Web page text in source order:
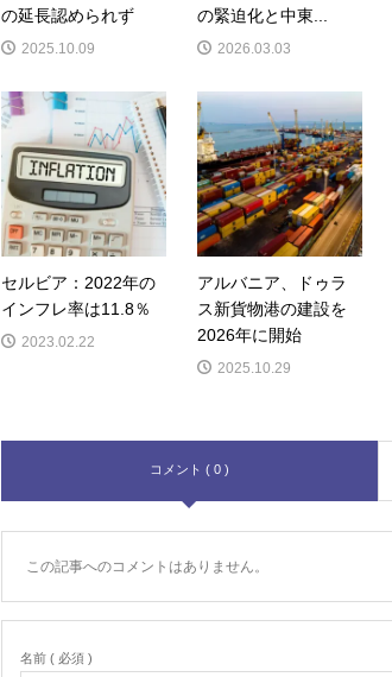
の延長認められず
2025.10.09
の緊迫化と中東...
2026.03.03
セルビア：2022年の
インフレ率は11.8％
2023.02.22
アルバニア、ドゥラ
ス新貨物港の建設を
2026年に開始
2025.10.29
コメント ( 0 )
この記事へのコメントはありません。
名前 ( 必須 )